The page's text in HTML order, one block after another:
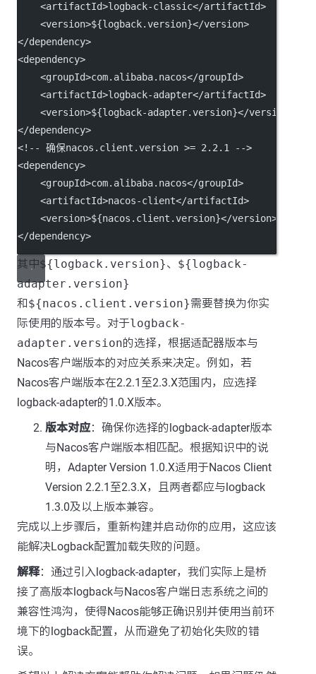
    <
artifactId>logback-classic</artifactId>
    <
version>${logback.version}</version>
</dependency>
<dependency>
    <
groupId>com.alibaba.nacos</groupId>
    <
artifactId>logback-adapter</artifactId>
    <
version>${logback-adapter.version}</version
</dependency>
<!-- 确保nacos.client.version >= 2.2.1 -->
<dependency>
    <
groupId>com.alibaba.nacos</groupId>
    <
artifactId>nacos-client</artifactId>
    <
version>${nacos.client.version}</version>
</dependency>
其中${logback.version}、 ${logback-
adapter.version}
和${nacos.client.version}需要替换为你实
际使用的版本号。对于logback-
adapter.version的选择，根据适配器版本与
Nacos客户端版本的对应关系来决定。例如，若
Nacos客户端版本在2.2.1至2.3.X范围内，应选择
logback-adapter的1.0.X版本。
版本对应：确保你选择的logback-adapter版本
与Nacos客户端版本相匹配。根据知识中的说
明，Adapter Version 1.0.X适用于Nacos Client
Version 2.2.1至2.3.X，且两者都应与logback
1.3.0及以上版本兼容。
完成以上步骤后，重新构建并启动你的应用，这应该
能解决Logback配置加载失败的问题。
解释：通过引入logback-adapter，我们实际上是桥
接了高版本logback与Nacos客户端日志系统之间的
兼容性鸿沟，使得Nacos能够正确识别并使用当前环
境下的logback配置，从而避免了初始化失败的错
误。